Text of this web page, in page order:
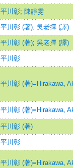
平川彰; 陳靜雯
平川彰 (著); 吳老擇 (譯)
平川彰 (著); 吳老擇 (譯)
平川彰
平川彰 (著)=Hirakawa,
平川彰 (著)=Hirakawa,
平川彰 (著)
平川彰
平川彰 (著)=Hirakawa,